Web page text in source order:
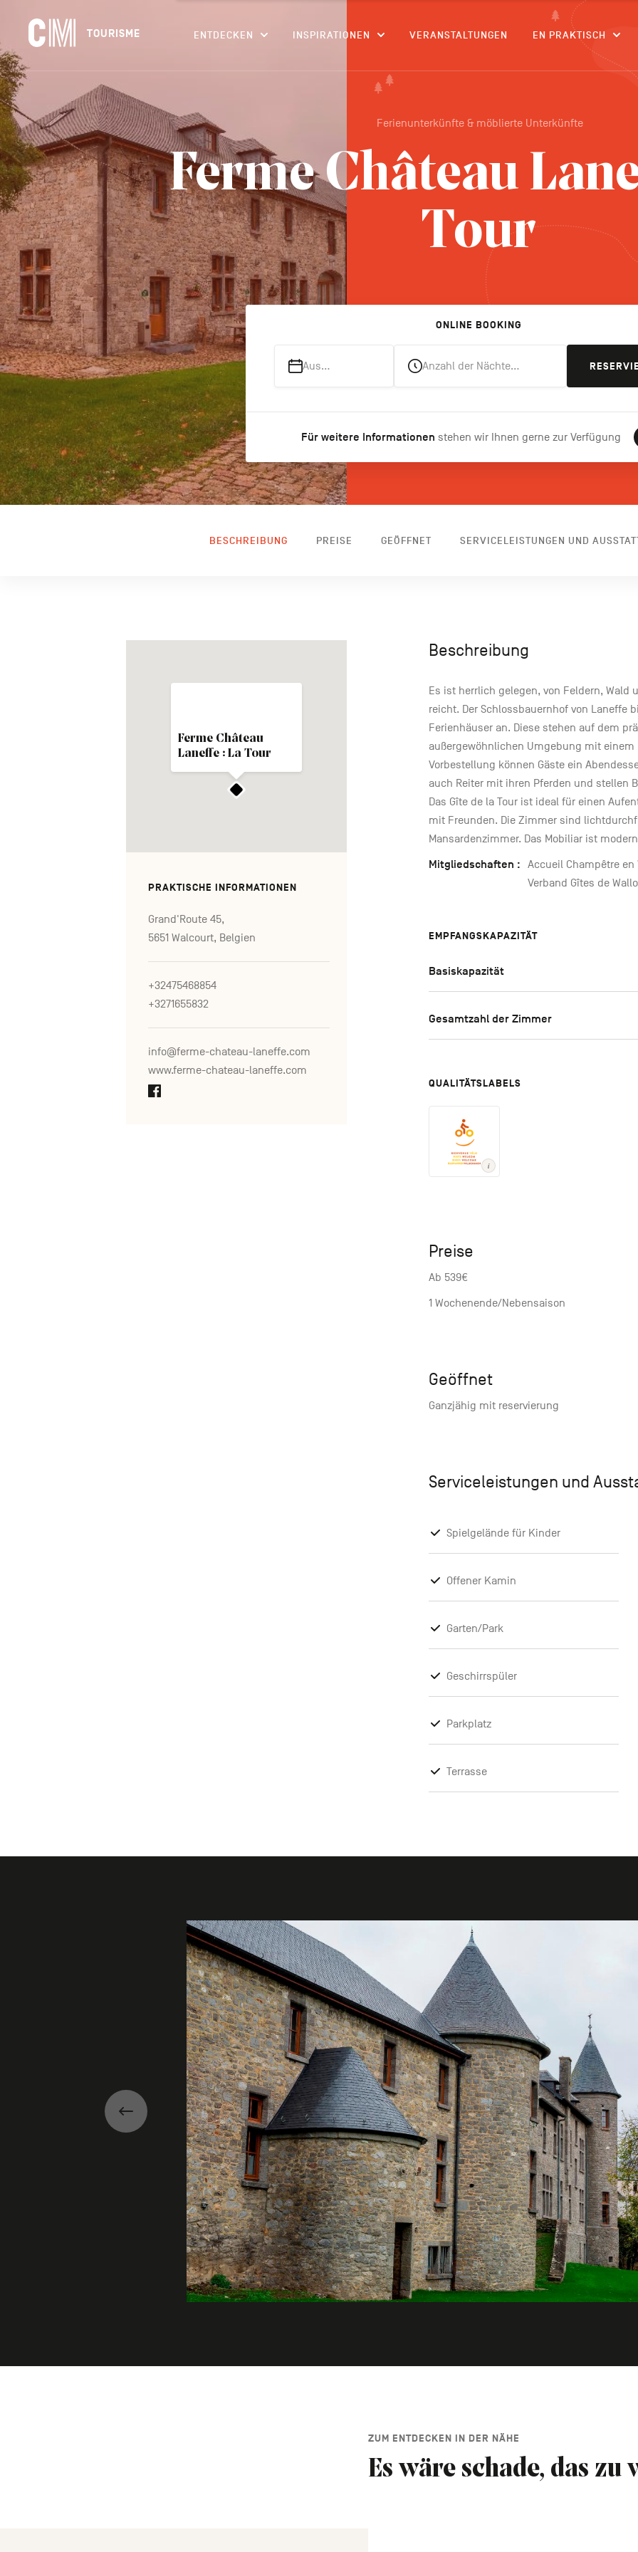
CM
Tourisme
TOURISME ENTDECKEN INSPIRATIONEN VERANSTALTUNGEN EN PRAKTISCH
einer
Aktivität,
einer
Unterkunft…
Ferienunterkünfte & möblierte Unterkünfte
Ferme Château
Tour
ONLINE BOOKING
Aus… Anzahl der Nächte…
Für weitere Informationen stehen wir Ihnen gerne zur Verfügung
BESCHREIBUNG PREISE GEÖFFNET SERVICELEISTUNGEN UND
Ferme Château
Laneffe : La Tour
PRAKTISCHE INFORMATIONEN
Grand'Route 45,
5651 Walcourt, Belgien
+32475468854
+3271655832
info@ferme-chateau-laneffe.com
www.ferme-chateau-laneffe.com
Beschreibung
Es ist herrlich gelegen, von Feldern, Wald
reicht. Der Schlossbauernhof von Laneffe
Ferienhäuser an. Diese stehen auf dem
außergewöhnlichen Umgebung mit
Vorbestellung können Gäste ein
auch Reiter mit ihren Pferden und stellen
Das Gîte de la Tour ist ideal für einen
mit Freunden. Die Zimmer sind
Mansardenzimmer. Das Mobiliar ist
Mitgliedschaften :
Accueil Champêtre en
Verband Gîtes de
EMPFANGSKAPAZITÄT
Basiskapazität
Gesamtzahl der Zimmer
QUALITÄTSLABELS
Preise
Ab 539€
1 Wochenende/Nebensaison
Geöffnet
Ganzjähig mit reservierung
Serviceleistungen und
Spielgelände für Kinder
Offener Kamin
Garten/Park
Geschirrspüler
Parkplatz
Terrasse
Précédent
ZUM ENTDECKEN IN DER NÄHE
Es wäre schade, das zu